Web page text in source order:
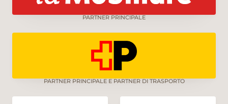
PARTNER PRINCIPALE
PARTNER PRINCIPALE E PARTNER DI TRASPORTO